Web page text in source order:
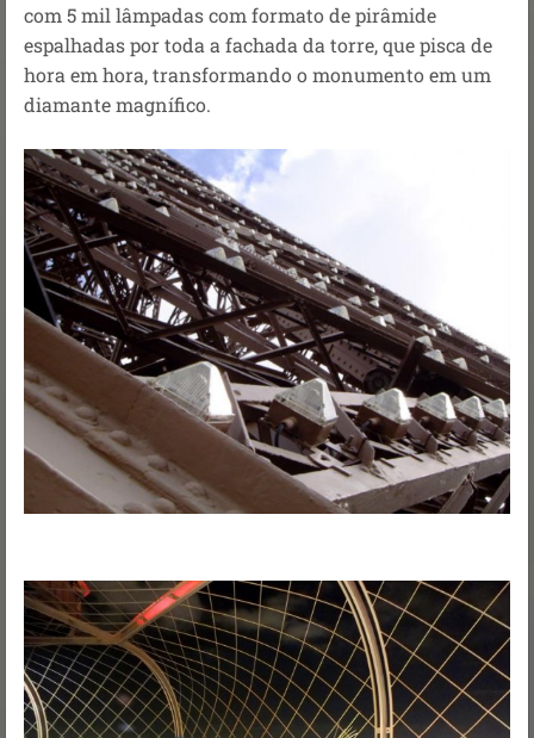
com 5 mil lâmpadas com formato de pirâmide
espalhadas por toda a fachada da torre, que pisca de
hora em hora, transformando o monumento em um
diamante magnífico.